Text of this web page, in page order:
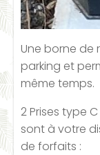
Une borne de
parking et
même temps.
2 Prises type
sont à votre
de forfaits :